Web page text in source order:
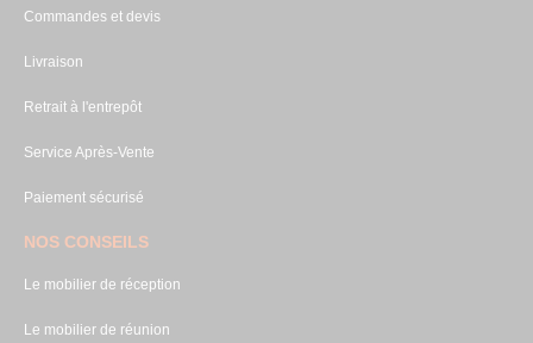
Commandes et devis
Livraison
Retrait à l'entrepôt
Service Après-Vente
Paiement sécurisé
NOS CONSEILS
Le mobilier de réception
Le mobilier de réunion